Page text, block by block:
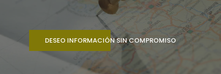
DESEO INFORMACIÓN SIN COMPROMISO